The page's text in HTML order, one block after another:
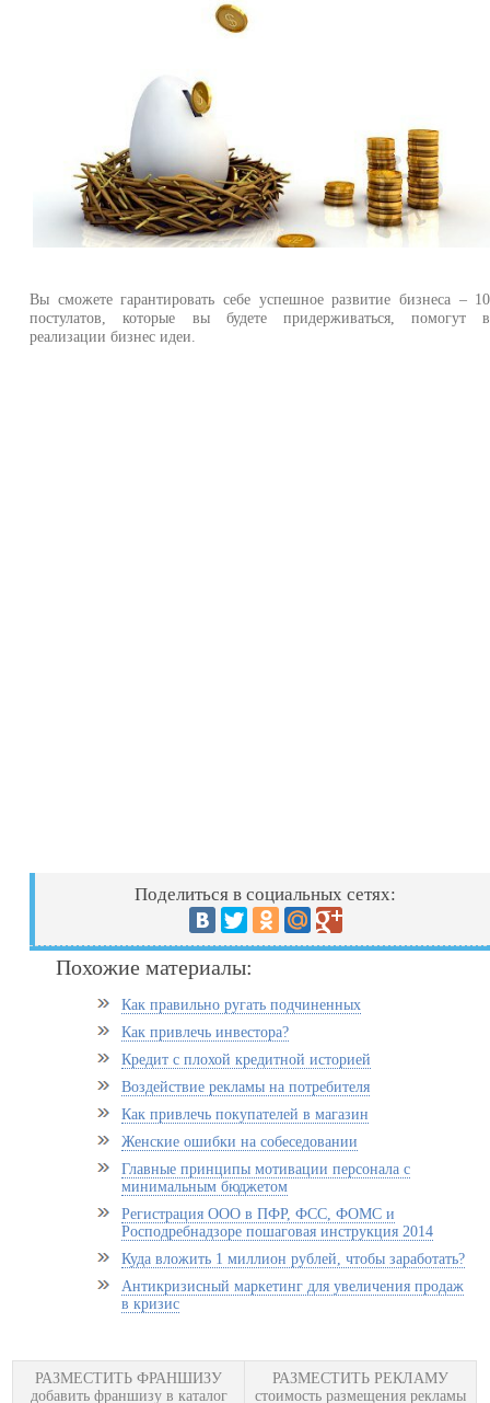
Вы сможете гарантировать себе успешное развитие бизнеса – 10
постулатов, которые вы будете придерживаться, помогут в
реализации бизнес идеи.
Поделиться в социальных сетях:
Похожие материалы:
Как правильно ругать подчиненных
Как привлечь инвестора?
Кредит с плохой кредитной историей
Воздействие рекламы на потребителя
Как привлечь покупателей в магазин
Женские ошибки на собеседовании
Главные принципы мотивации персонала с
минимальным бюджетом
Регистрация ООО в ПФР, ФСС, ФОМС и
Росподребнадзоре пошаговая инструкция 2014
Куда вложить 1 миллион рублей, чтобы заработать?
Антикризисный маркетинг для увеличения продаж
в кризис
РАЗМЕСТИТЬ ФРАНШИЗУ
добавить франшизу в каталог
РАЗМЕСТИТЬ РЕКЛАМУ
стоимость размещения рекламы